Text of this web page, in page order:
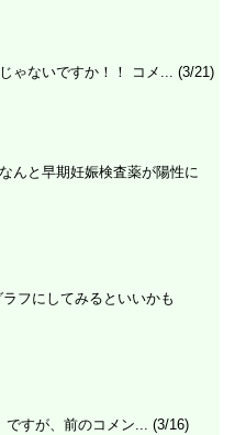
ゃないですか！！ コメ... (3/21)
んと早期妊娠検査薬が陽性に
フにしてみるといいかも
ですが、前のコメン... (3/16)